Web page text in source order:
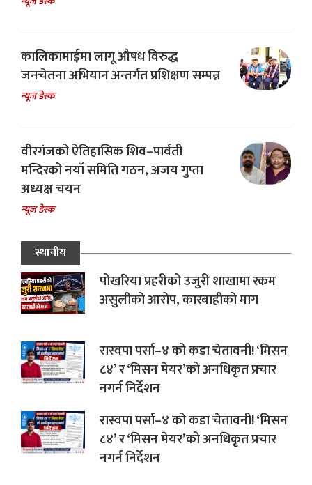
कालिकामाईमा लागू औषध विरुद्ध
जनचेतना अभियान अन्तर्गत प्रशिक्षण सम्पन्न
न्यूज डेस्क
वीरगंजको ऐतिहासिक शिव–पार्वती
मन्दिरको नयाँ समिति गठन, अजय गुप्ता
अध्यक्ष चयन
न्यूज डेस्क
स्थानीय
पोखरिया प्रहरीको उजुरी शाखामा रकम
असुलीको आरोप, कारबाहीको माग
रास्वपा पर्सा–४ को कडा चेतावनी! ‘मिसन
८४’ र ‘मिसन मेयर’को अनधिकृत प्रचार
नगर्न निर्देशन
रास्वपा पर्सा–४ को कडा चेतावनी! ‘मिसन
८४’ र ‘मिसन मेयर’को अनधिकृत प्रचार
नगर्न निर्देशन